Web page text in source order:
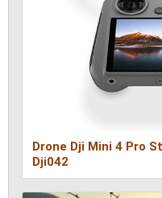
Drone Dji Mini 4 Pro
Dji042